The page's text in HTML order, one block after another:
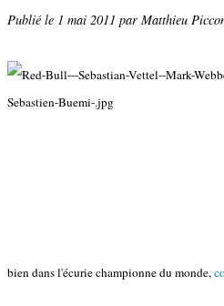
Publié le 1 mai 2011 par Matthieu
bien dans l'écurie championne du monde,